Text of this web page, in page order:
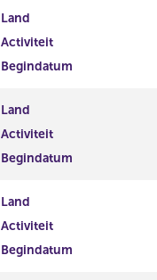
Land
Activiteit
Begindatum
Land
Activiteit
Begindatum
Land
Activiteit
Begindatum